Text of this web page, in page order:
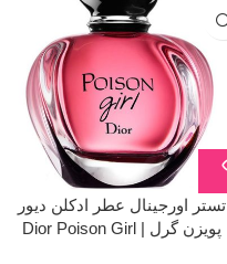
تستر اورجینال عطر ادکلن دیور
پویزن گرل | Dior Poison Girl